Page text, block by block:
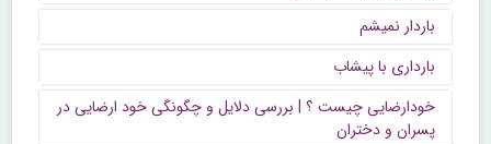
باردار نمیشم
بارداری با پیشاب
خودارضایی چیست ؟ | بررسی دلایل و چگونگی خود ارضایی در
پسران و دختران